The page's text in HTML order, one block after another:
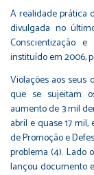
A realidade prática
divulgada no
Conscientização
instituído em 2006,
Violações aos seus
que se sujeitam
aumento de 3 mil
abril e quase 17
de Promoção e
problema (4). Lado
lançou documento